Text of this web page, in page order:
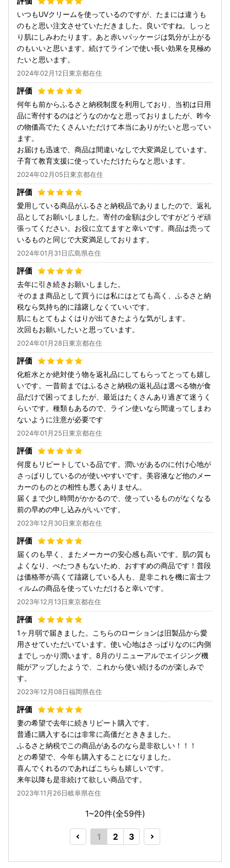
いつもUVクリームを使っているのですが、たまには違うも
のもと思い注文させていただきました。良いですね。しっと
り肌にしみわたります。あと赤いパッケージは気分が上がる
のもいいと思います。続けてラインで使い長い効果を見極め
たいと思います。
2024年02月12日東京都在住
何年も前からふるさと納税制度を利用しており、当初は日用
品に寄付するのはどうなのかなと思っておりましたが、昨今
の物価高でたくさんいただけて本当にありがたいと思ってい
ます。
お届けも迅速で、商品は間違いなしで大変満足しています。
子育て教育支援に使っていただけたらなと思います。
2024年02月05日東京都在住
愛用している商品がふるさと納税品でありましたので、返礼
品としてお願いしました。寄付の金額は少しですがどうぞ頑
張ってください。お役に立てますと幸いです。商品は売って
いるものと同じで大変満足しております。
2024年01月31日広島県在住
去年に引き続きお願いしました。
そのまま商品として買うには私にはとても高く、ふるさと納
税なら気持ち的に躊躇しなくていいです。
肌にもとてもよくはりが出てきたような気がします。
次回もお願いしたいと思っています。
2024年01月28日東京都在住
化粧水とか絶対使う物を返礼品にしてもらってとっても嬉し
いです。一昔前まではふるさと納税の返礼品は選べる物が食
品だけで困ってましたが、最近はたくさんあり過ぎて迷うく
らいです。種類もあるので、ライン使いなら間違ってしまわ
ないように注意が必要です
2024年01月25日東京都在住
何度もリピートしている品です。潤いがあるのに付け心地が
さっぱりしているのが使いやすいです。美容液など他のメー
カーのものとの相性も悪くありません。
届くまで少し時間がかかるので、使っているものがなくなる
前の早めの申し込みがいいです。
2023年12月30日東京都在住
届くのも早く、またメーカーの安心感も高いです。肌の質も
よくなり、べたつきもないため、おすすめの商品です！普段
は価格帯が高くて躊躇している人も、是非これを機に富士フ
ィルムの商品を使っていただけると幸いです。
2023年12月13日東京都在住
1ヶ月弱で届きました。こちらのローションは旧製品から愛
用させていただいています。使い心地はさっぱりなのに内側
までしっかり潤います。8月のリニューアルでエイジング機
能がアップしたようで、これから使い続けるのが楽しみで
す。
2023年12月08日福岡県在住
妻の希望で去年に続きリピート購入です。
普通に購入するには非常に高価だとききました。
ふるさと納税でこの商品があるのなら是非欲しい！！！
との希望で、今年も購入することになりました。
喜んでくれるのであればこちらも嬉しいです。
来年以降も是非続けて欲しい商品です。
2023年11月26日岐阜県在住
1~20件(全59件)
1 2 3